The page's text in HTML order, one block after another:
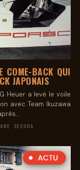
COME-BACK QUI
JAPONAIS
Heuer a levé le voile
avec Team Ikuzawa
SEGURA